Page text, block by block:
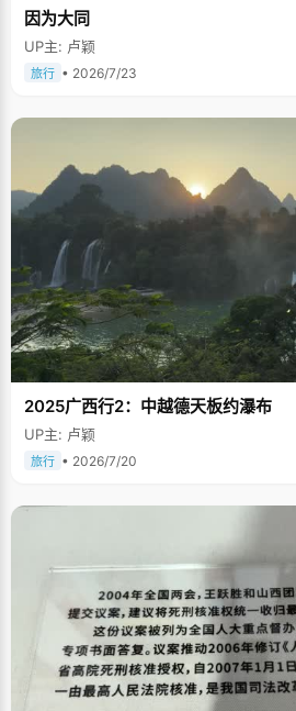
因为大同
UP主: 卢颖
旅行 • 2026/7/23
2025广西行2：中越德天板约瀑布
UP主: 卢颖
旅行 • 2026/7/20